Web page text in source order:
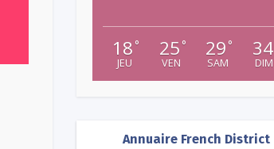
18 °
JEU
25 °
VEN
29 °
SAM
34
DIM
Annuaire French District